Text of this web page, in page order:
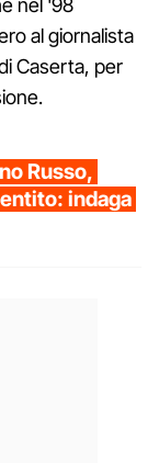
nel '98
al giornalista
Caserta, per
Russo,
indaga